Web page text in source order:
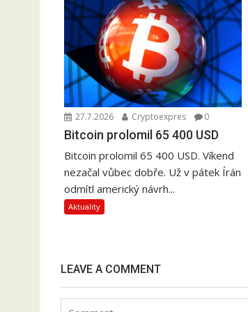
27.7.2026 Cryptoexpres 0
Bitcoin prolomil 65 400 USD
Bitcoin prolomil 65 400 USD. Víkend
nezačal vůbec dobře. Už v pátek Írán
odmítl americký návrh...
Aktuality
LEAVE A COMMENT